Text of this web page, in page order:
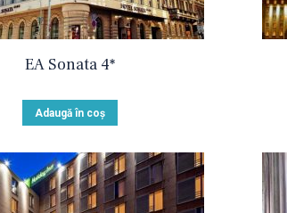
EA Sonata 4*
Adaugă în coș